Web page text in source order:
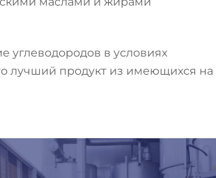
углеводородов в условиях
лучший продукт из имеющихся на